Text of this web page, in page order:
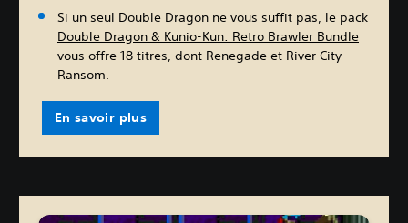
Si un seul Double Dragon ne vous suffit pas, le pack
Double Dragon & Kunio-Kun: Retro Brawler Bundle
vous offre 18 titres, dont Renegade et River City
Ransom.
En savoir plus